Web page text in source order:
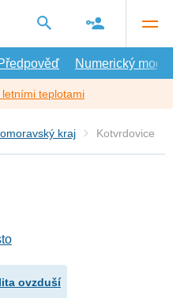
Numerický model
teplotami
kraj Kotvrdovice
ovzduší